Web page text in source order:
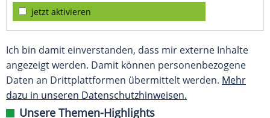
jetzt aktivieren
Ich bin damit einverstanden, dass mir externe Inhalte
angezeigt werden. Damit können personenbezogene
Daten an Drittplattformen übermittelt werden. Mehr
dazu in unseren Datenschutzhinweisen.
Unsere Themen-Highlights